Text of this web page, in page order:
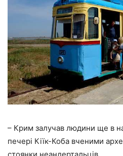
– Крим залучав людини ще в
печері Кіїк-Коба вченими